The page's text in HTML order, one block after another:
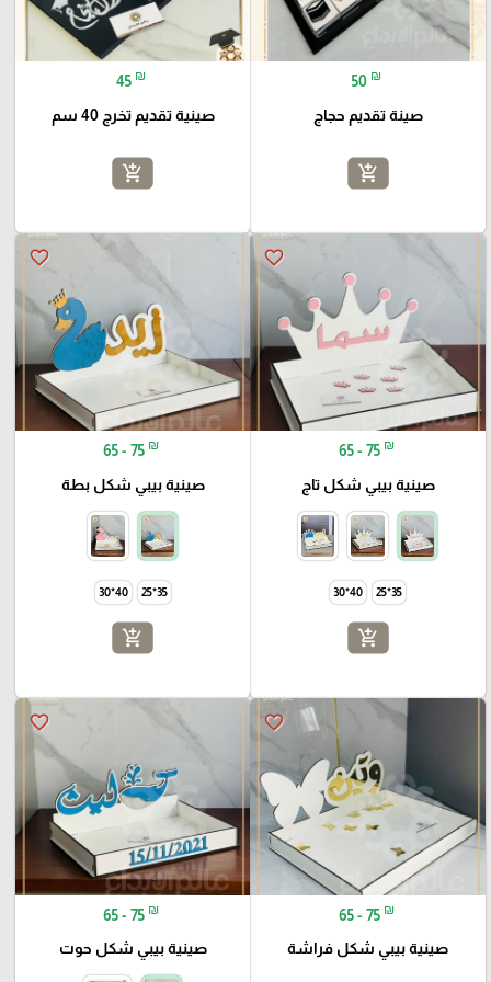
50 ₪
صينة تقديم حجاج
add_shopping_cart
45 ₪
صينية تقديم تخرج 40 سم
add_shopping_cart
favorite_border
65 - 75 ₪
صينية بيبي شكل تاج
35*25
40*30
add_shopping_cart
favorite_border
65 - 75 ₪
صينية بيبي شكل بطة
35*25
40*30
add_shopping_cart
favorite_border
65 - 75 ₪
صينية بيبي شكل فراشة
favorite_border
65 - 75 ₪
صينية بيبي شكل حوت